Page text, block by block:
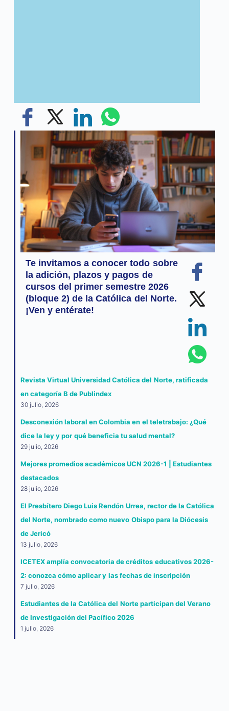
Te invitamos a conocer todo sobre
la adición, plazos y pagos de
cursos del primer semestre 2026
(bloque 2) de la Católica del Norte.
¡Ven y entérate!
Revista Virtual Universidad Católica del Norte, ratificada
en categoría B de Publindex
30 julio, 2026
Desconexión laboral en Colombia en el teletrabajo: ¿Qué
dice la ley y por qué beneficia tu salud mental?
29 julio, 2026
Mejores promedios académicos UCN 2026-1 | Estudiantes
destacados
28 julio, 2026
El Presbítero Diego Luis Rendón Urrea, rector de la Católica
del Norte, nombrado como nuevo Obispo para la Diócesis
de Jericó
13 julio, 2026
ICETEX amplía convocatoria de créditos educativos 2026-
2: conozca cómo aplicar y las fechas de inscripción
7 julio, 2026
Estudiantes de la Católica del Norte participan del Verano
de Investigación del Pacífico 2026
1 julio, 2026